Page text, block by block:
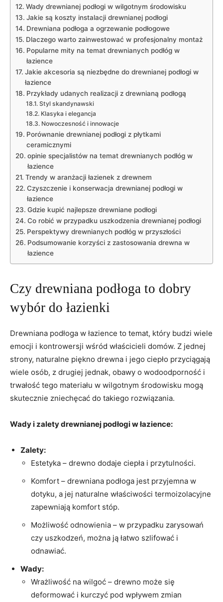
Wady drewnianej podłogi ‌w ⁣wilgotnym ⁤środowisku
Jakie ‍są koszty‌ instalacji drewnianej​ podłogi
Drewniana ​podłoga ‍a ogrzewanie podłogowe
Dlaczego warto zainwestować w profesjonalny montaż
Popularne mity​ na temat drewnianych podłóg​ w
⁢łazience
Jakie ‍akcesoria są niezbędne ⁤do drewnianej‍ podłogi w
łazience
Przykłady udanych realizacji z drewnianą podłogą
Styl ‍skandynawski
Klasyka ‍i elegancja
Nowoczesność i innowacje
Porównanie drewnianej podłogi z płytkami
ceramicznymi
opinie specjalistów⁣ na ⁢temat drewnianych podłóg w
łazience
Trendy w aranżacji ‌łazienek z drewnem
Czyszczenie i ‌konserwacja drewnianej podłogi w
łazience
Gdzie kupić najlepsze drewniane podłogi
Co⁤ robić ⁣w przypadku⁢ uszkodzenia drewnianej podłogi
Perspektywy drewnianych podłóg w przyszłości
Podsumowanie korzyści⁢ z zastosowania drewna‌ w
łazience
Czy drewniana podłoga to ​dobry
wybór do łazienki
Drewniana podłoga ⁢w‍ łazience to ⁢temat, ‌który ​budzi wiele
emocji⁣ i kontrowersji wśród właścicieli domów. Z jednej
strony, naturalne piękno⁤ drewna i jego‌ ciepło przyciągają
wiele osób, z drugiej jednak, obawy o wodoodporność i⁣
trwałość tego materiału w wilgotnym środowisku mogą
skutecznie zniechęcać do takiego⁣ rozwiązania.
Wady i zalety drewnianej podłogi w‌ łazience:
Zalety:
Estetyka – drewno dodaje ciepła i przytulności.
Komfort⁢ – drewniana ‌podłoga jest przyjemna ⁢w
dotyku, a jej naturalne ⁢właściwości termoizolacyjne ​
zapewniają komfort stóp.
Możliwość ⁣odnowienia – w przypadku zarysowań
czy uszkodzeń, można ją ⁣łatwo szlifować i
odnawiać.
Wady:
Wrażliwość⁢ na wilgoć – drewno może‌ się
deformować ⁣i kurczyć pod wpływem zmian